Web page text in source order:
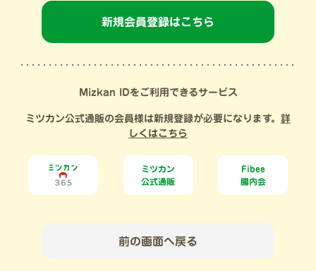
新規会員登録はこちら
Mizkan IDをご利用できるサービス
ミツカン公式通販の会員様は新規登録が必要になります。 詳
しくはこちら
ミツカン
公式通販
Fibee
腸内会
前の画面へ戻る